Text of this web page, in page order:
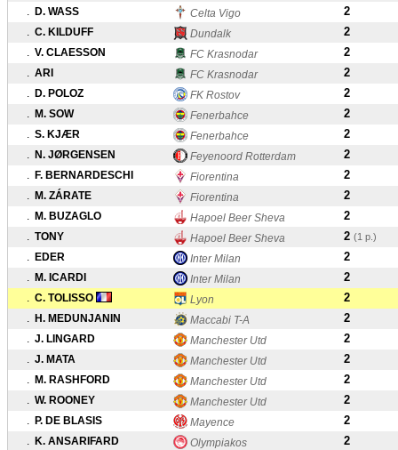
. D. WASS Celta Vigo 2
. C. KILDUFF Dundalk 2
. V. CLAESSON FC Krasnodar 2
. ARI FC Krasnodar 2
. D. POLOZ FK Rostov 2
. M. SOW Fenerbahce 2
. S. KJÆR Fenerbahce 2
. N. JØRGENSEN Feyenoord Rotterdam 2
. F. BERNARDESCHI Fiorentina 2
. M. ZÁRATE Fiorentina 2
. M. BUZAGLO Hapoel Beer Sheva 2
. TONY Hapoel Beer Sheva 2 (1 p.)
. EDER Inter Milan 2
. M. ICARDI Inter Milan 2
. C. TOLISSO Lyon 2
. H. MEDUNJANIN Maccabi T-A 2
. J. LINGARD Manchester Utd 2
. J. MATA Manchester Utd 2
. M. RASHFORD Manchester Utd 2
. W. ROONEY Manchester Utd 2
. P. DE BLASIS Mayence 2
. K. ANSARIFARD Olympiakos 2